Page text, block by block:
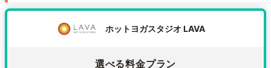
ホットヨガスタジオ LAVA
選べる料金プラン